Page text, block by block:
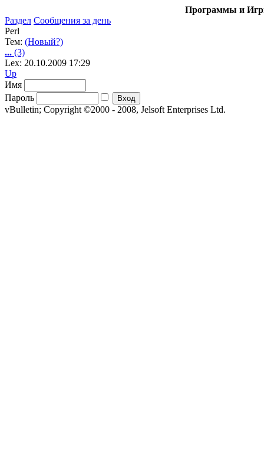
Программы и
Раздел Сообщения за день
Perl
Тем: (Новый?)
... (3)
Lex: 20.10.2009 17:29
Up
Имя
Пароль
vBulletin; Copyright ©2000 - 2008, Jelsoft Enterprises Ltd.